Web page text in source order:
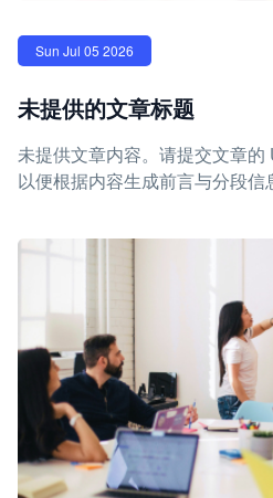
Sun Jul 05 2026
未提供的文章标题
未提供文章内容。请提交文章的
以便根据内容生成前言与分段信